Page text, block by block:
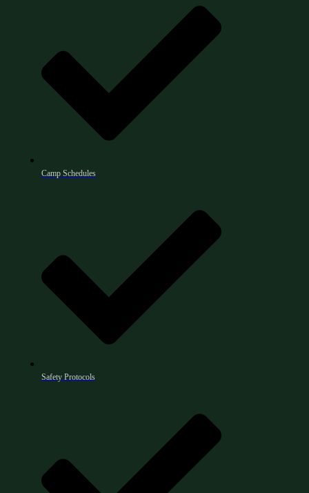
Camp Schedules
Safety Protocols